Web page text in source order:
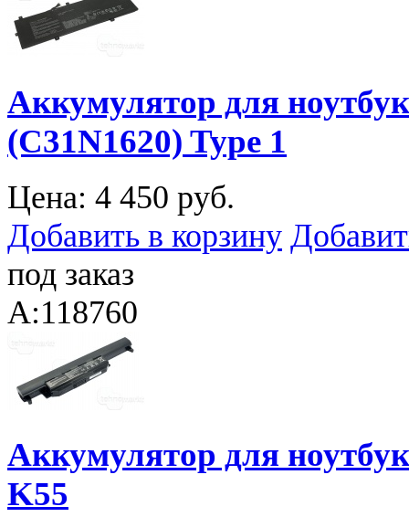
Аккумулятор для
(C31N1620) Type 1
Цена: 4 450 руб.
Добавить в корзину
под заказ
A:118760
Аккумулятор для
K55